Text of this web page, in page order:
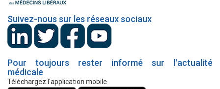
Suivez-nous sur les réseaux sociaux
Pour toujours rester informé sur l'actualité
médicale
Téléchargez l'application mobile